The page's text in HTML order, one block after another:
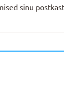
sinu